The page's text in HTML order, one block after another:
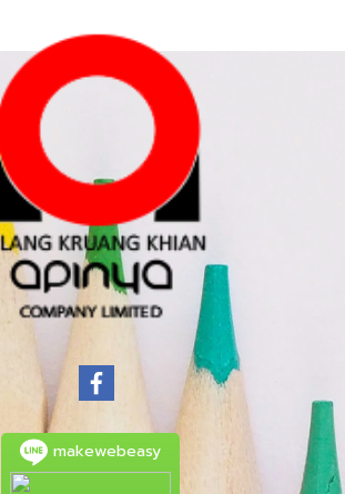
makewebeasy